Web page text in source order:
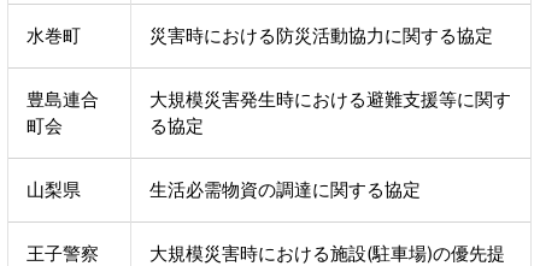
水巻町 災害時における防災活動協力に関する協定
豊島連合
町会
大規模災害発生時における避難支援等に関す
る協定
山梨県 生活必需物資の調達に関する協定
王子警察
大規模災害時における施設(駐車場)の優先提